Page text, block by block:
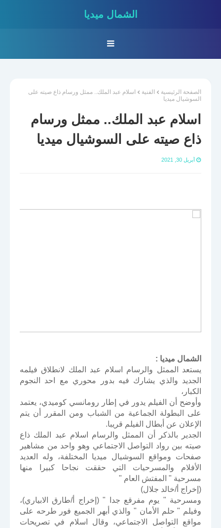
الشمال ميديا
الصفحة الرئيسية الفنية
اسلام عبد الملك.. ممثل ورسام ذاع صيته على
السوشيال ميديا
اسلام عبد الملك.. ممثل ورسام
ذاع صيته على السوشيال ميديا
أبريل 30, 2021
الشمال ميديا :
يستعد الممثل والرسام اسلام عبد الملك لانطلاق فيلمه
الجديد والذي يشارك فيه بدور محوري مع احد النجوم
الكبار،
وأوضح أن الفيلم يدور في إطار رومانسي كوميدي، يعتمد
على البطولة الجماعية من الشباب ومن المقرر أن يتم
الإعلان عن أبطال الفيلم قريبا.
الجدير بالذكر أن الممثل والرسام اسلام عبد الملك ذاع
صيته بين رواد التواصل الاجتماعي وهو واحد من مشاهير
صفحات ومواقع السوشيال ميديا المختلفة، وله العديد
الأفلام والمسرحيات التي حققت نجاحا كبيرا منها
مسرحية " المفتش العام "
(إخراج أ/خالد جلال)
ومسرحية " يوم مفرقع جدا " (إخراج أ/طارق الابياري)،
وفيلم " حلم الأمان " والذي أبهر الجميع فور طرحه على
مواقع التواصل الاجتماعي، وقال اسلام في تصريحات